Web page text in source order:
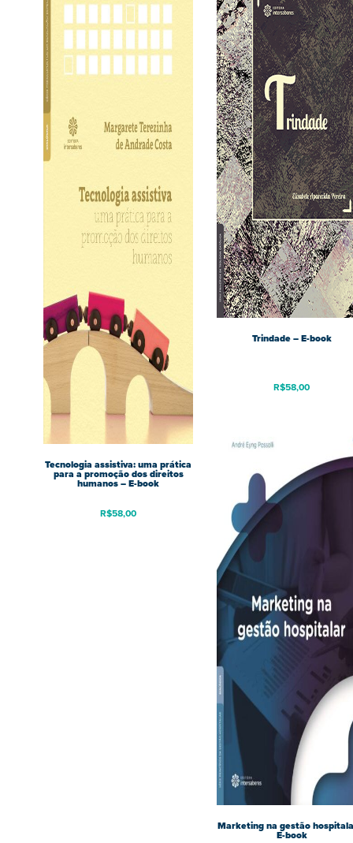
Tecnologia assistiva: uma prática
para a promoção dos direitos
humanos – E-book
R$58,00
Trindade – E-book
R$58,00
Marketing na gestão
E-book